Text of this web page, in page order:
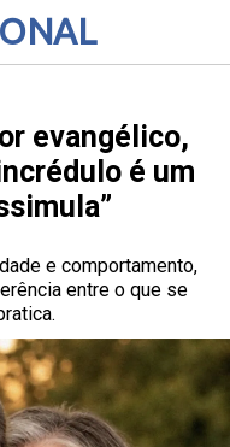
evangélico,
é um
e comportamento,
entre o que se